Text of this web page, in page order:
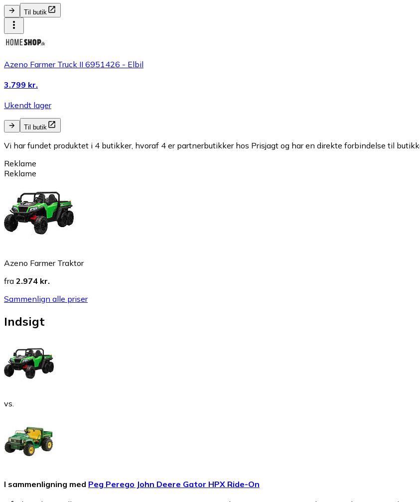
Til butik
Azeno Farmer Truck II 6951426 - Elbil
3.799 kr.
Ukendt lager
Til butik
Vi har fundet produktet i 4 butikker, hvoraf 4 er partnerbutikker hos Prisjagt og har en direkte forbindelse til
Reklame
Reklame
Azeno Farmer Traktor
fra 2.974 kr.
Sammenlign alle priser
Indsigt
vs.
I sammenligning med Peg Perego John Deere Gator HPX Ride-On